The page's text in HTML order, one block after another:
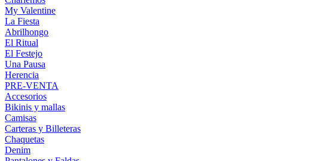
My Valentine
La Fiesta
Abrilhongo
El Ritual
El Festejo
Una Pausa
Herencia
PRE-VENTA
Accesorios
Bikinis y mallas
Camisas
Carteras y Billeteras
Chaquetas
Denim